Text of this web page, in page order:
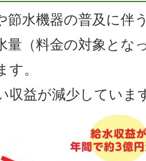
節水機器の普及に伴
量（料金の対象とな
。
収益が減少していま